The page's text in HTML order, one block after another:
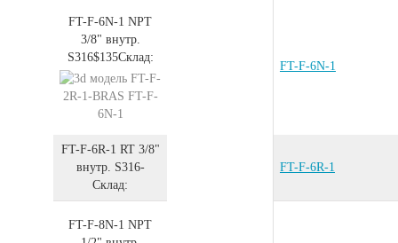
FT-F-6N-1 NPT
3/8" внутр.
S316$135Склад:
FT-F-6N-1
FT-F-6R-1 RT 3/8"
внутр. S316-
Склад:
FT-F-6R-1
FT-F-8N-1 NPT